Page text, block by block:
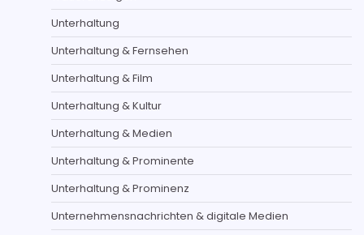
Unterhaltung
Unterhaltung & Fernsehen
Unterhaltung & Film
Unterhaltung & Kultur
Unterhaltung & Medien
Unterhaltung & Prominente
Unterhaltung & Prominenz
Unternehmensnachrichten & digitale Medien